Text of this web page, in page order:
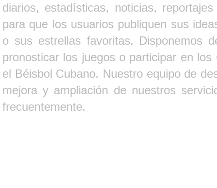
diarios, estadísticas, noticias,
para que los usuarios publiquen sus
o sus estrellas favoritas. Disponemos
pronosticar los juegos o participar en
el Béisbol Cubano. Nuestro equipo de
mejora y ampliación de nuestros
frecuentemente.